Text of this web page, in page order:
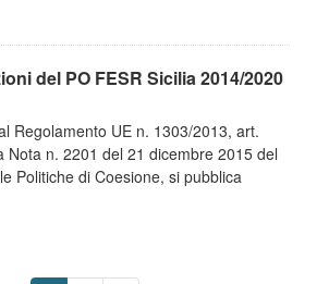
del PO FESR Sicilia 2014/2020
Regolamento UE n. 1303/2013, art.
Nota n. 2201 del 21 dicembre 2015 del
Politiche di Coesione, si pubblica